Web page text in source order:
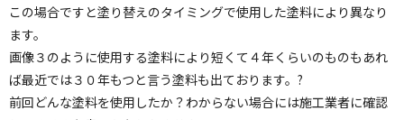
この場合ですと塗り替えのタイミングで使用した塗料により異なり
ます。
画像３のように使用する塗料により短くて４年くらいのものもあれ
ば最近では３０年もつと言う塗料も出ております。?
前回どんな塗料を使用したか？わからない場合には施工業者に確認